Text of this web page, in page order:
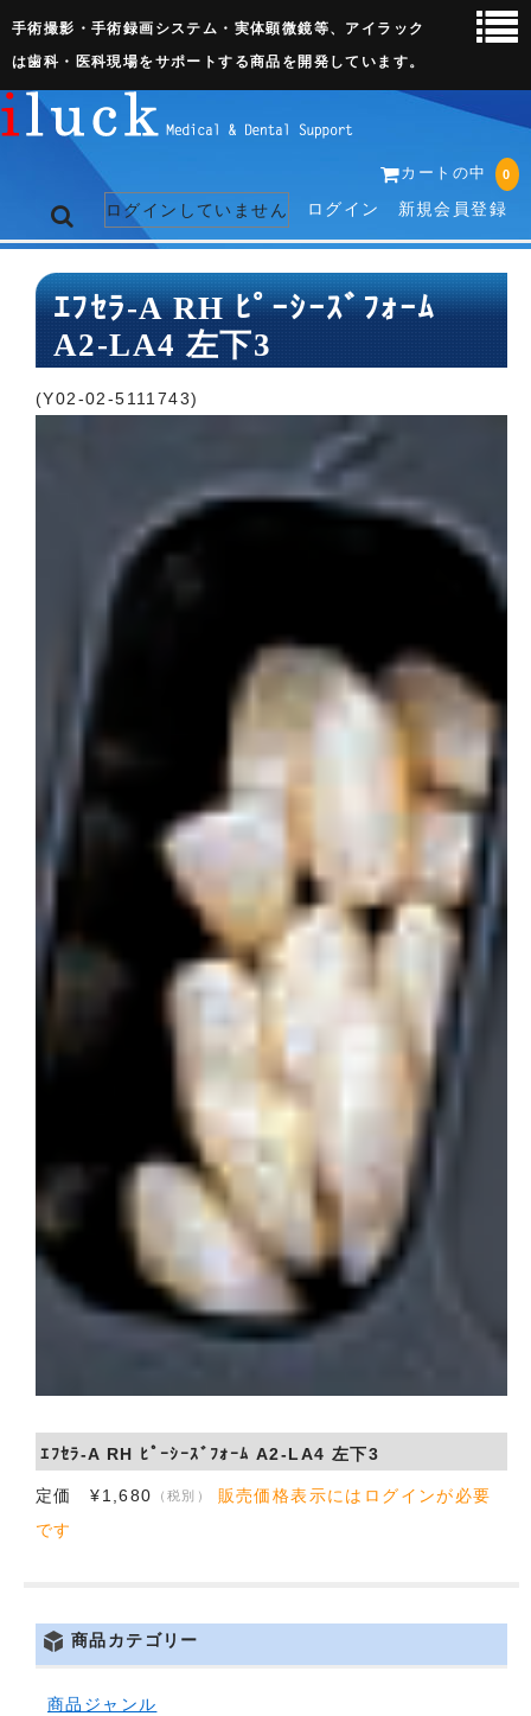
手術撮影・手術録画システム・実体顕微鏡等、アイラック
は歯科・医科現場をサポートする商品を開発しています。
カートの中 0
ログインしていません ログイン 新規会員登録
トップページ
ネット販売ページ
歯科関連機器
ｴﾌｾﾗ-A RH ﾋﾟｰｼｰｽﾞﾌｫｰﾑ
A2-LA4 左下3
(Y02-02-5111743)
ｴﾌｾﾗ-A RH ﾋﾟｰｼｰｽﾞﾌｫｰﾑ A2-LA4 左下3
定価 ¥1,680 （税別）
販売価格表示にはログインが必要
です
商品カテゴリー
商品ジャンル